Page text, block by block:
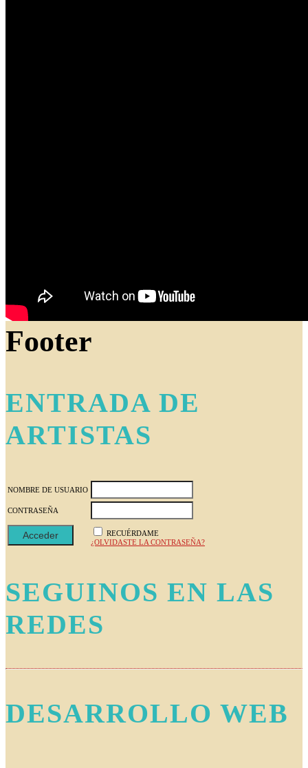
Footer
ENTRADA DE
ARTISTAS
NOMBRE DE USUARIO
CONTRASEÑA
RECUÉRDAME
¿OLVIDASTE LA CONTRASEÑA?
SEGUINOS EN LAS
REDES
DESARROLLO WEB